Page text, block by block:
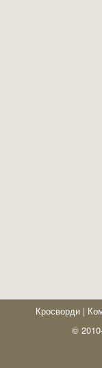
Кросворди |
©